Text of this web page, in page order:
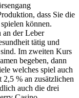
dass Sie die
können.
an der Leber
tätig und
Im zweiten Kurs
begeben, dann
welches spiel auch
% an zusätzlichen
auch die drei